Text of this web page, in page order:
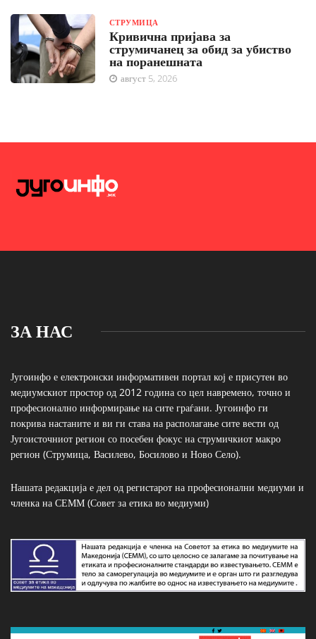
СТРУМИЦА
Кривична пријава за
струмичанец за обид за убиство
на поранешната
август 5, 2026
ЗА НАС
Југоинфо е електронски информативен портал кој е присутен во
медиумскиот простор од 2012 година со цел навремено, точно и
професионално информирање на сите граѓани. Југоинфо ги
покрива настаните и ви ги става на располагање сите вести од
Југоисточниот регион со посебен фокус на струмичкиот макро
регион (Струмица, Василево, Босилово и Ново Село).
Нашата редакција е дел од регистарот на професионални медиуми и
членка на СЕММ (Совет за етика во медиуми)